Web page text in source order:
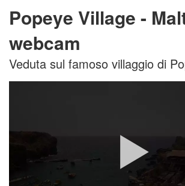
Popeye Village -
webcam
Veduta sul famoso villaggio di